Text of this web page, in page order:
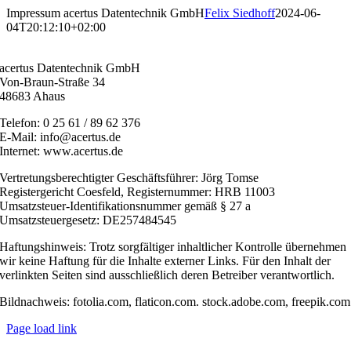
Zum
Inhalt
Impressum acertus Datentechnik GmbHFelix Siedhoff2024-06-
04T20:12:10+02:00
acertus Datentechnik GmbH
Von-Braun-Straße 34
48683 Ahaus
Telefon: 0 25 61 / 89 62 376
E-Mail: info@acertus.de
Internet: www.acertus.de
Vertretungsberechtigter Geschäftsführer: Jörg Tomse
Registergericht Coesfeld, Registernummer: HRB 11003
Umsatzsteuer-Identifikationsnummer gemäß § 27 a
Umsatzsteuergesetz: DE257484545
Haftungshinweis: Trotz sorgfältiger inhaltlicher Kontrolle übernehmen
wir keine Haftung für die Inhalte externer Links. Für den Inhalt der
verlinkten Seiten sind ausschließlich deren Betreiber verantwortlich.
Bildnachweis: fotolia.com, flaticon.com. stock.adobe.com, freepik.com
Page load link